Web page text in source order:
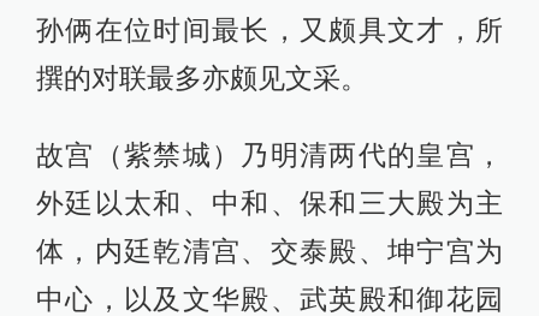
孙俩在位时间最长，又颇具文才，所
撰的对联最多亦颇见文采。
故宫（紫禁城）乃明清两代的皇宫，
外廷以太和、中和、保和三大殿为主
体，内廷乾清宫、交泰殿、坤宁宫为
中心，以及文华殿、武英殿和御花园